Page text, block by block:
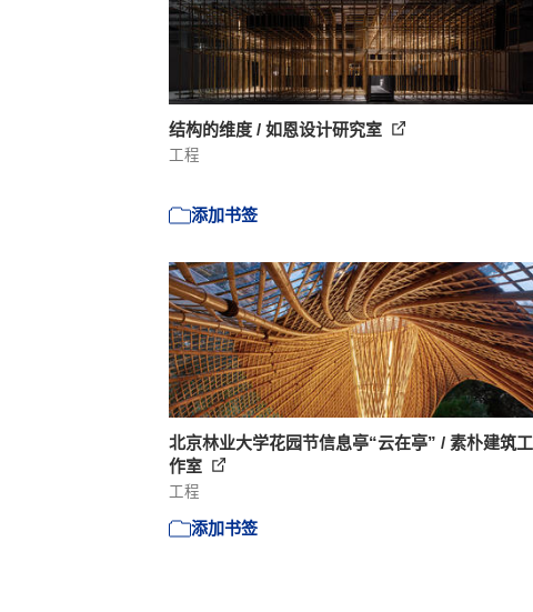
结构的维度 / 如恩设计研究室
工程
添加书签
北京林业大学花园节信息亭“云在亭” / 素朴建筑工
作室
工程
添加书签